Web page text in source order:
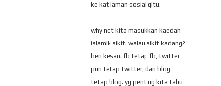
ke kat laman sosial gitu.
why not kita masukkan kaedah
islamik sikit. walau sikit kadang2
beri kesan. fb tetap fb, twitter
pun tetap twitter, dan blog
tetap blog. yg penting kita tahu